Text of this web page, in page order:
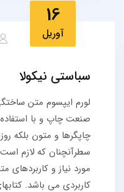
16
آوریل
سباستی نیکولا
لورم ایپسوم متن
صنعت چاپ و با
چاپگرها و متون بلکه
سطرآنچنان که لازم
مورد نیاز و کاربردهای
کاربردی می باشد.